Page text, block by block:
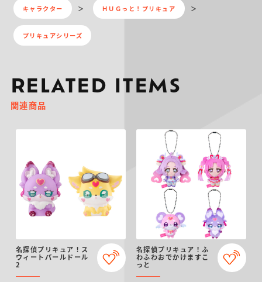
キャラクター ＨＵＧっと！プリキュア
プリキュアシリーズ
RELATED ITEMS
関連商品
名探偵プリキュア！ス
ウィートパールドール
2
名探偵プリキュア！ふ
わふわおでかけますこ
っと